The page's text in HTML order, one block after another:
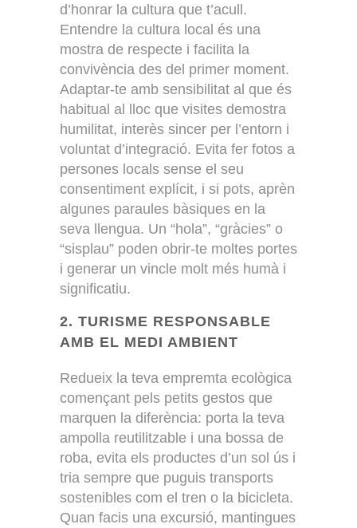
d’honrar la cultura que t’acull.
Entendre la cultura local és una
mostra de respecte i facilita la
convivència des del primer moment.
Adaptar-te amb sensibilitat al que és
habitual al lloc que visites demostra
humilitat, interès sincer per l’entorn i
voluntat d’integració. Evita fer fotos a
persones locals sense el seu
consentiment explícit, i si pots, aprèn
algunes paraules bàsiques en la
seva llengua. Un “hola”, “gràcies” o
“sisplau” poden obrir-te moltes portes
i generar un vincle molt més humà i
significatiu.
2. TURISME RESPONSABLE
AMB EL MEDI AMBIENT
Redueix la teva empremta ecològica
començant pels petits gestos que
marquen la diferència: porta la teva
ampolla reutilitzable i una bossa de
roba, evita els productes d’un sol ús i
tria sempre que puguis transports
sostenibles com el tren o la bicicleta.
Quan facis una excursió, mantingues